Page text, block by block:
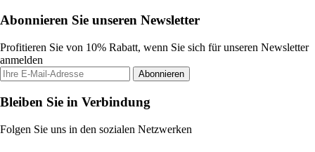
Abonnieren Sie unseren Newsletter
Profitieren Sie von 10% Rabatt, wenn Sie sich für unseren Newsletter
anmelden
Abonnieren
Bleiben Sie in Verbindung
Folgen Sie uns in den sozialen Netzwerken